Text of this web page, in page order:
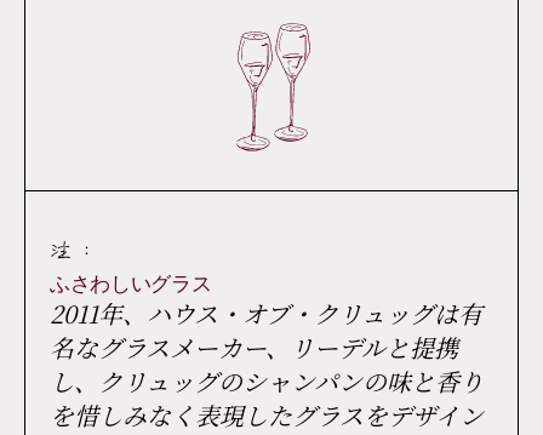
注 :
ふさわしいグラス
2011年、ハウス・オブ・クリュッグは有
名なグラスメーカー、リーデルと提携
し、クリュッグのシャンパンの味と香り
を惜しみなく表現したグラスをデザイン